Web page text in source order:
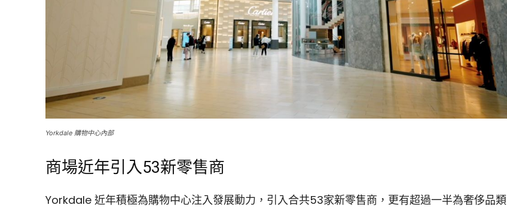
Yorkdale 購物中心內部
商場近年引入53新零售商
Yorkdale 近年積極為購物中心注入發展動力，引入合共53家新零售商，更有超過一半為奢侈品類